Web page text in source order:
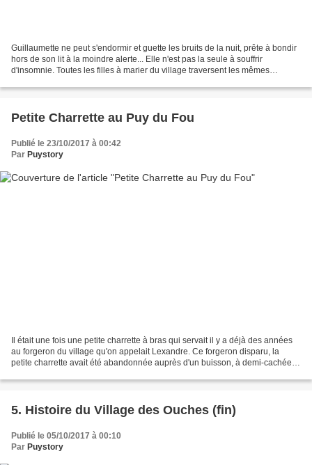
Guillaumette ne peut s'endormir et guette les bruits de la nuit, prête à bondir
hors de son lit à la moindre alerte... Elle n'est pas la seule à souffrir
d'insomnie. Toutes les filles à marier du village traversent les mêmes
Petite Charrette au Puy du Fou
Publié le 23/10/2017 à 00:42
Par Puystory
Il était une fois une petite charrette à bras qui servait il y a déjà des années
au forgeron du village qu'on appelait Lexandre. Ce forgeron disparu, la
petite charrette avait été abandonnée auprès d'un buisson, à demi-cachée
5. Histoire du Village des Ouches (fin)
Publié le 05/10/2017 à 00:10
Par Puystory